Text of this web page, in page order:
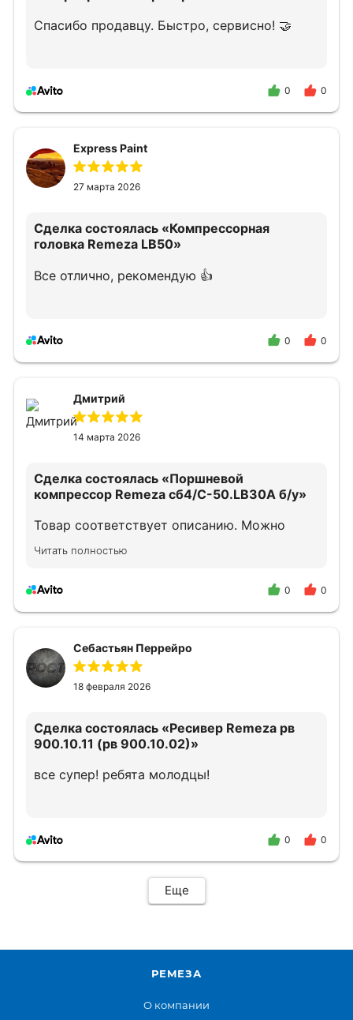
Спасибо продавцу. Быстро, сервисно! 🤝
0 0
Express Paint
27 марта 2026
Сделка состоялась «Компрессорная
головка Remeza LB50»
Все отлично, рекомендую 👍
0 0
Дмитрий
14 марта 2026
Сделка состоялась «Поршневой
компрессор Remeza сб4/С-50.LB30A б/у»
Товар соответствует описанию. Можно
Читать полностью
0 0
Себастьян Перрейро
18 февраля 2026
Сделка состоялась «Ресивер Remeza рв
900.10.11 (рв 900.10.02)»
все супер! ребята молодцы!
0 0
Еще
РЕМЕЗА
О компании